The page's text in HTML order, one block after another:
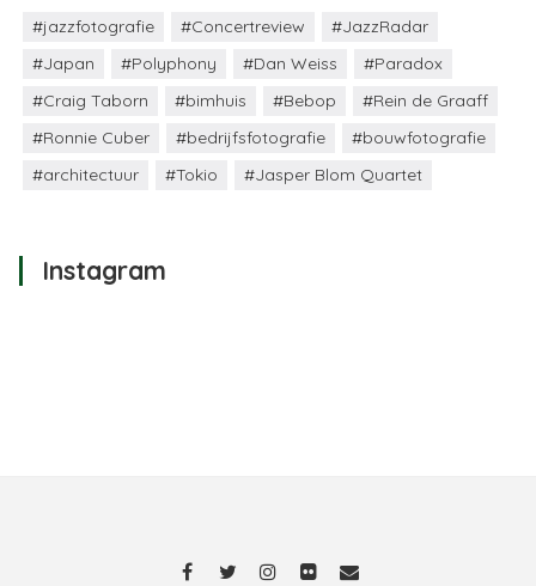
#jazzfotografie #Concertreview
#JazzRadar
#Japan
#Polyphony #Dan Weiss
#Paradox
#Craig Taborn
#bimhuis #Bebop
#Rein de Graaff
#Ronnie Cuber
#bedrijfsfotografie
#bouwfotografie
#architectuur
#Tokio #Jasper Blom Quartet
Instagram